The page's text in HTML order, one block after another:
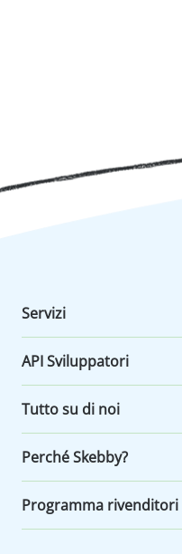
Servizi
API Sviluppatori
Tutto su di noi
Perché Skebby?
Programma rivenditori